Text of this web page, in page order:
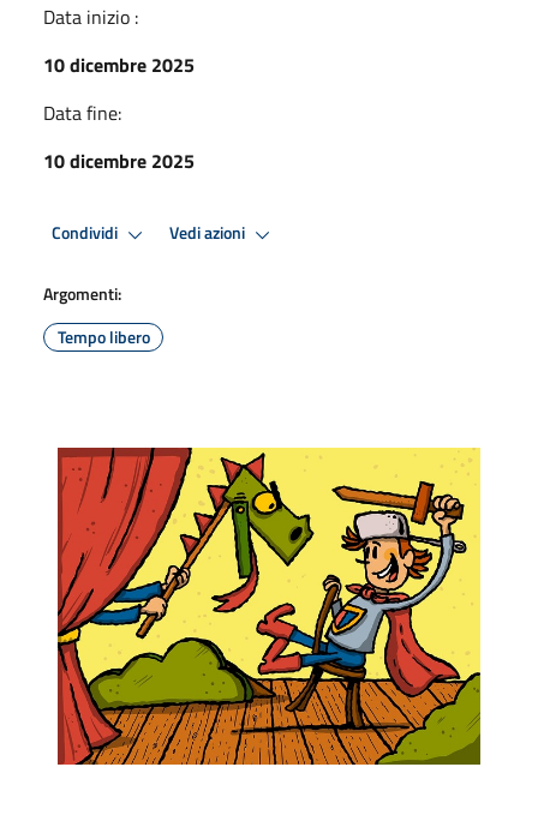
Data inizio :
10 dicembre 2025
Data fine:
10 dicembre 2025
Condividi Vedi azioni
Argomenti:
Tempo libero